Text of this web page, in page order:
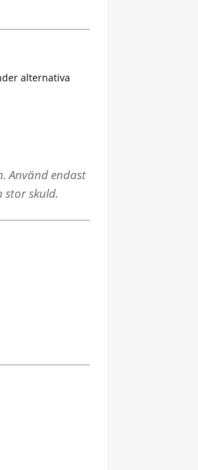
alternativa
Använd endast
stor skuld.